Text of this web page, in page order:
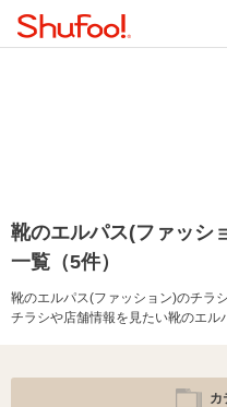
靴のエルパス(ファッシ
一覧（5件）
靴のエルパス(ファッション)のチラ
チラシや店舗情報を見たい靴のエル
カ